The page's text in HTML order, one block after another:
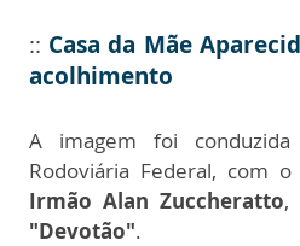
:: Casa da Mãe
acolhimento
A imagem foi
Rodoviária Federal, com
Irmão Alan Zuccheratto,
"Devotão".